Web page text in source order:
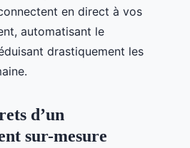
en direct à vos
automatisant le
drastiquement les
d’un
sur-mesure